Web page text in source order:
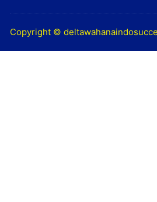
Copyright ©